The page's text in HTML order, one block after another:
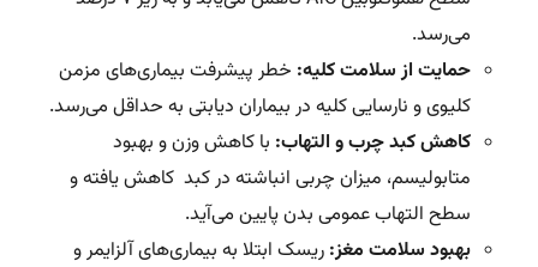
می‌رسد.
حمایت از سلامت کلیه: خطر پیشرفت بیماری‌های مزمن
کلیوی و نارسایی کلیه در بیماران دیابتی به حداقل می‌رسد.
کاهش کبد چرب و التهاب: با کاهش وزن و بهبود
متابولیسم، میزان چربی انباشته در کبد کاهش یافته و
سطح التهاب عمومی بدن پایین می‌آید.
بهبود سلامت مغز: ریسک ابتلا به بیماری‌های آلزایمر و